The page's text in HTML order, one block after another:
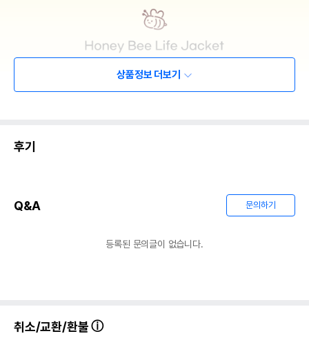
상품정보 더보기
후기
Q&A 문의하기
등록된 문의글이 없습니다.
취소/교환/환불